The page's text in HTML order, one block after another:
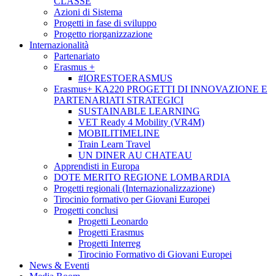
Azioni di Sistema
Progetti in fase di sviluppo
Progetto riorganizzazione
Internazionalità
Partenariato
Erasmus +
#IORESTOERASMUS
Erasmus+ KA220 PROGETTI DI INNOVAZIONE E
PARTENARIATI STRATEGICI
SUSTAINABLE LEARNING
VET Ready 4 Mobility (VR4M)
MOBILITIMELINE
Train Learn Travel
UN DINER AU CHATEAU
Apprendisti in Europa
DOTE MERITO REGIONE LOMBARDIA
Progetti regionali (Internazionalizzazione)
Tirocinio formativo per Giovani Europei
Progetti conclusi
Progetti Leonardo
Progetti Erasmus
Progetti Interreg
Tirocinio Formativo di Giovani Europei
News & Eventi